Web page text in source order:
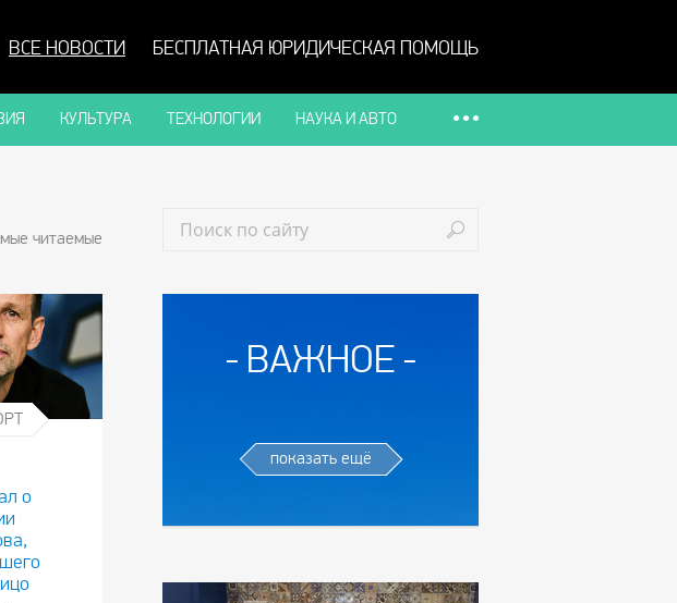
ВСЕ НОВОСТИ БЕСПЛАТНАЯ ЮРИДИЧЕСКАЯ ПОМОЩЬ
КУЛЬТУРА ТЕХНОЛОГИИ НАУКА И АВТО
ВАЖНОЕ
показать ещё
читаемые
о